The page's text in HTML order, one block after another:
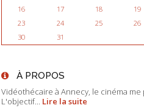
16
17 18 19
23
24 25 26
30
31
À PROPOS
Vidéothécaire à Annecy, le cinéma
L'objectif... Lire la suite